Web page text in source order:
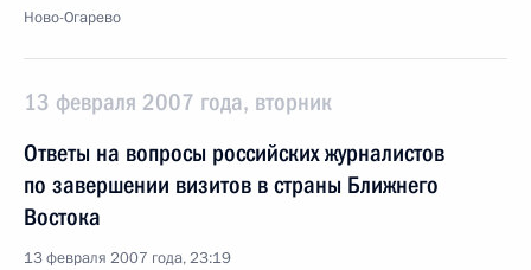
Ново-Огарево
13 февраля 2007 года, вторник
Ответы на вопросы российских журналистов
по завершении визитов в страны Ближнего
Востока
13 февраля 2007 года, 23:19